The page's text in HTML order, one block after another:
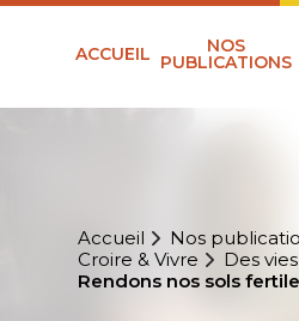
ACCUEIL NOS
PUBLICATIONS
Accueil
Nos
Croire & Vivre
Des
Rendons nos sols